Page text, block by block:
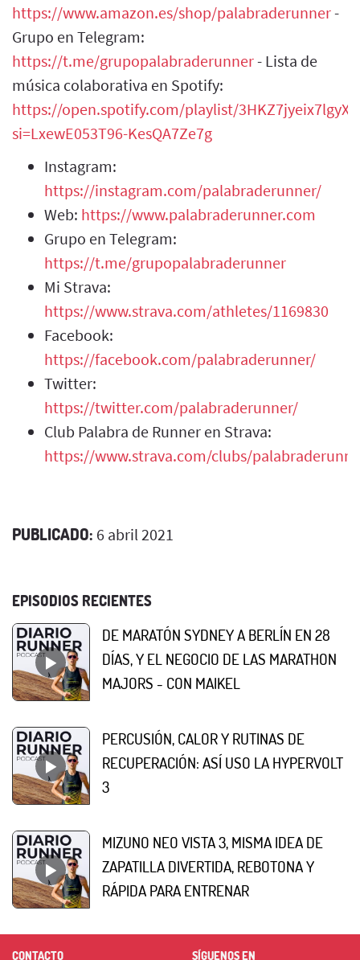
https://www.amazon.es/shop/palabraderunner-
Grupo en Telegram:
https://t.me/grupopalabraderunner- Lista de
música colaborativa en Spotify:
https://open.spotify.com/playlist/
si=LxewE053T96-KesQA7Ze7g
Instagram:
https://instagram.com/palabraderunner/
Web: https://www.palabraderunner.com
Grupo en Telegram:
https://t.me/grupopalabraderunner
Mi Strava:
https://www.strava.com/athletes/1169830
Facebook:
https://facebook.com/palabraderunner/
Twitter:
https://twitter.com/palabraderunner/
Club Palabra de Runner en Strava:
https://www.strava.com/clubs/
PUBLICADO: 6 abril 2021
EPISODIOS RECIENTES
DE MARATÓN SYDNEY A BERLÍN EN 28
DÍAS, Y EL NEGOCIO DE LAS MARATHON
MAJORS - CON MAIKEL
PERCUSIÓN, CALOR Y RUTINAS DE
RECUPERACIÓN: ASÍ USO LA HYPERVOLT
3
MIZUNO NEO VISTA 3, MISMA IDEA DE
ZAPATILLA DIVERTIDA, REBOTONA Y
RÁPIDA PARA ENTRENAR
CONTACTO SÍGUENOS EN